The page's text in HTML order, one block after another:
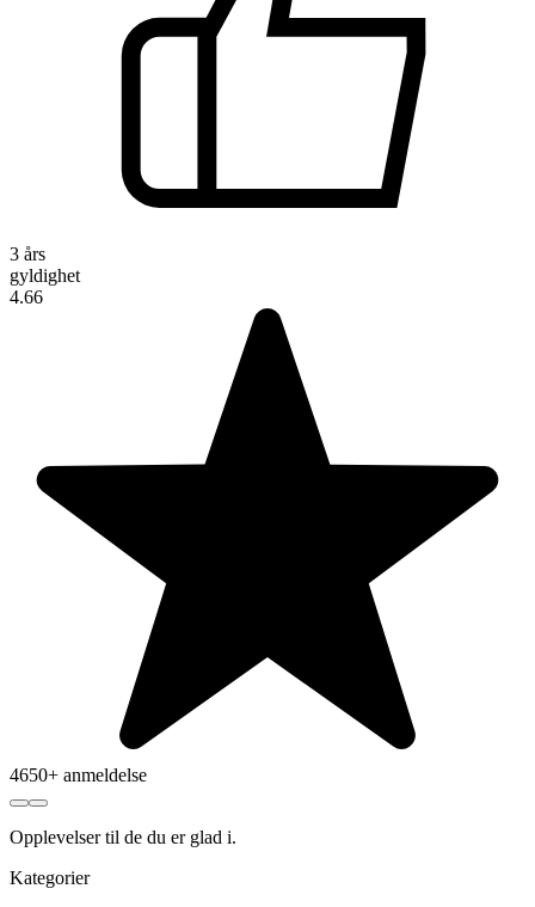
3 års
gyldighet
4.66
4650+ anmeldelse
Opplevelsertil de du er glad i.
Kategorier